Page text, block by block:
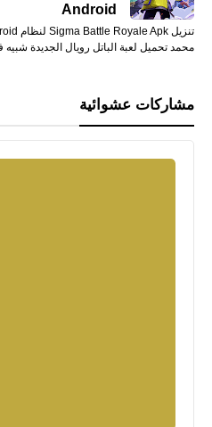
Android
محمد تحميل لعبة الباتل رويال الجديدة شبيه
مشاركات عشوائية